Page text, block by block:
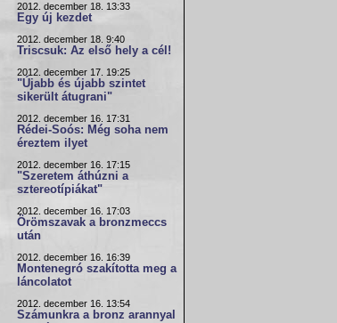
2012. december 18. 13:33
Egy új kezdet
2012. december 18. 9:40
Triscsuk: Az első hely a cél!
2012. december 17. 19:25
"Újabb és újabb szintet
sikerült átugrani"
2012. december 16. 17:31
Rédei-Soós: Még soha nem
éreztem ilyet
2012. december 16. 17:15
"Szeretem áthúzni a
sztereotípiákat"
2012. december 16. 17:03
Örömszavak a bronzmeccs
után
2012. december 16. 16:39
Montenegró szakította meg a
láncolatot
2012. december 16. 13:54
Számunkra a bronz arannyal